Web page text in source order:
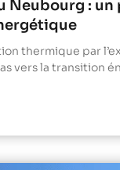
Neubourg : un
thermique par
vers la transition